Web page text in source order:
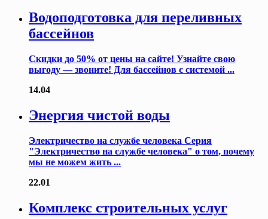
Водоподготовка для переливных
бассейнов
Скидки до 50% от цены на сайте! Узнайте свою
выгоду — звоните! Для бассейнов с системой ...
14.04
Энергия чистой воды
Электричество на службе человека Серия
"Электричество на службе человека" о том, почему
мы не можем жить ...
22.01
Комплекс строительных услуг